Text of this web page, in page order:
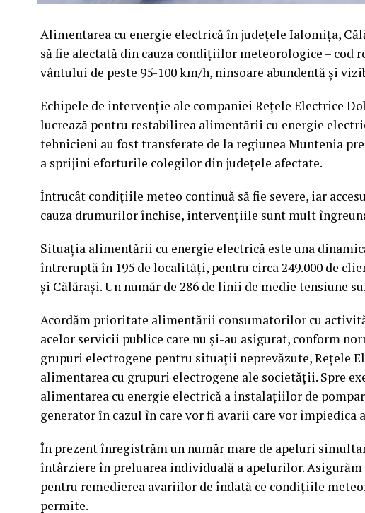
Alimentarea cu energie electrică în județele Ialomița,
să fie afectată din cauza condițiilor meteorologice – cod
vântului de peste 95-100 km/h, ninsoare abundentă și
Echipele de intervenție ale companiei Rețele Electrice
lucrează pentru restabilirea alimentării cu energie
tehnicieni au fost transferate de la regiunea Muntenia
a sprijini eforturile colegilor din județele afectate.
Întrucât condițiile meteo continuă să fie severe, iar
cauza drumurilor închise, intervențiile sunt mult
Situația alimentării cu energie electrică este una
întreruptă în 195 de localități, pentru circa 249.000 de
și Călărași. Un număr de 286 de linii de medie tensiune
Acordăm prioritate alimentării consumatorilor cu
acelor servicii publice care nu și-au asigurat, conform
grupuri electrogene pentru situații neprevăzute, Rețele
alimentarea cu grupuri electrogene ale societății. Spre
alimentarea cu energie electrică a instalațiilor de
generator în cazul în care vor fi avarii care vor împiedica
În prezent înregistrăm un număr mare de apeluri
întârziere în preluarea individuală a apelurilor.
pentru remedierea avariilor de îndată ce condițiile
permite.